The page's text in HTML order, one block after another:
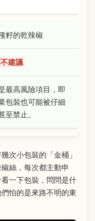
籽的乾辣椒
建議
最高風險項目，即
包裝也可能被仔細
至禁止。
次小包裝的「金桶」
絲，每次都主動申
一下包裝，問問是什
怕的是來路不明的東